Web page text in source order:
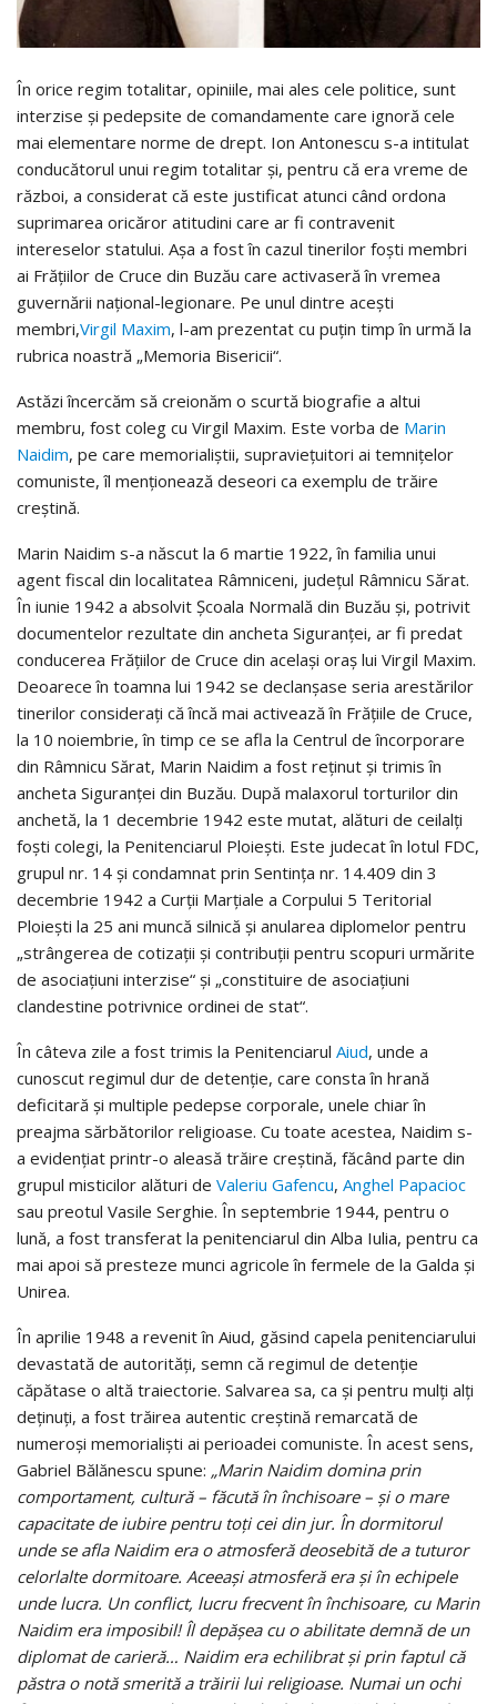
În orice regim totalitar, opiniile, mai ales cele politice, sunt
interzise şi pedepsite de comandamente care ignoră cele
mai elementare norme de drept. Ion Antonescu s-a intitulat
conducătorul unui regim totalitar şi, pentru că era vreme de
război, a considerat că este justificat atunci când ordona
suprimarea oricăror atitudini care ar fi contravenit
intereselor statului. Aşa a fost în cazul tinerilor foşti membri
ai Frăţiilor de Cruce din Buzău care activaseră în vremea
guvernării naţional-legionare. Pe unul dintre aceşti
membri,Virgil Maxim, l-am prezentat cu puţin timp în urmă la
rubrica noastră „Memoria Bisericii“.
Astăzi încercăm să creionăm o scurtă biografie a altui
membru, fost coleg cu Virgil Maxim. Este vorba de Marin
Naidim, pe care memorialiştii, supravieţuitori ai temniţelor
comuniste, îl menţionează deseori ca exemplu de trăire
creştină.
Marin Naidim s-a născut la 6 martie 1922, în familia unui
agent fiscal din localitatea Râmniceni, judeţul Râmnicu Sărat.
În iunie 1942 a absolvit Şcoala Normală din Buzău şi, potrivit
documentelor rezultate din ancheta Siguranţei, ar fi predat
conducerea Frăţiilor de Cruce din acelaşi oraş lui Virgil Maxim.
Deoarece în toamna lui 1942 se declanşase seria arestărilor
tinerilor consideraţi că încă mai activează în Frăţiile de Cruce,
la 10 noiembrie, în timp ce se afla la Centrul de încorporare
din Râmnicu Sărat, Marin Naidim a fost reţinut şi trimis în
ancheta Siguranţei din Buzău. După malaxorul torturilor din
anchetă, la 1 decembrie 1942 este mutat, alături de ceilalţi
foşti colegi, la Penitenciarul Ploieşti. Este judecat în lotul FDC,
grupul nr. 14 şi condamnat prin Sentinţa nr. 14.409 din 3
decembrie 1942 a Curţii Marţiale a Corpului 5 Teritorial
Ploieşti la 25 ani muncă silnică şi anularea diplomelor pentru
„strângerea de cotizaţii şi contribuţii pentru scopuri urmărite
de asociaţiuni interzise“ şi „constituire de asociaţiuni
clandestine potrivnice ordinei de stat“.
În câteva zile a fost trimis la Penitenciarul Aiud, unde a
cunoscut regimul dur de detenţie, care consta în hrană
deficitară şi multiple pedepse corporale, unele chiar în
preajma sărbătorilor religioase. Cu toate acestea, Naidim s-
a evidenţiat printr-o aleasă trăire creştină, făcând parte din
grupul misticilor alături de Valeriu Gafencu, Anghel Papacioc
sau preotul Vasile Serghie. În septembrie 1944, pentru o
lună, a fost transferat la penitenciarul din Alba Iulia, pentru ca
mai apoi să presteze munci agricole în fermele de la Galda şi
Unirea.
În aprilie 1948 a revenit în Aiud, găsind capela penitenciarului
devastată de autorităţi, semn că regimul de detenţie
căpătase o altă traiectorie. Salvarea sa, ca şi pentru mulţi alţi
deţinuţi, a fost trăirea autentic creştină remarcată de
numeroşi memorialişti ai perioadei comuniste. În acest sens,
Gabriel Bălănescu spune: „Marin Naidim domina prin
comportament, cultură – făcută în închisoare – şi o mare
capacitate de iubire pentru toţi cei din jur. În dormitorul
unde se afla Naidim era o atmosferă deosebită de a tuturor
celorlalte dormitoare. Aceeaşi atmosferă era şi în echipele
unde lucra. Un conflict, lucru frecvent în închisoare, cu Marin
Naidim era imposibil! Îl depăşea cu o abilitate demnă de un
diplomat de carieră… Naidim era echilibrat şi prin faptul că
păstra o notă smerită a trăirii lui religioase. Numai un ochi